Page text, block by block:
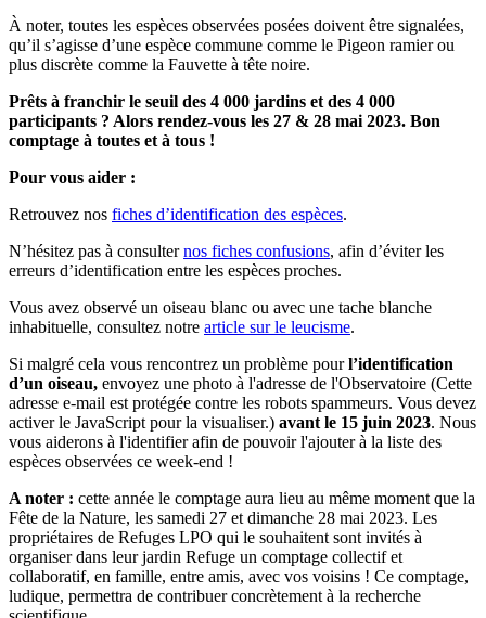
À noter, toutes les espèces observées posées doivent être signalées,
qu’il s’agisse d’une espèce commune comme le Pigeon ramier ou
plus discrète comme la Fauvette à tête noire.
Prêts à franchir le seuil des 4 000 jardins et des 4 000
participants ? Alors rendez-vous les 27 & 28 mai 2023. Bon
comptage à toutes et à tous !
Pour vous aider :
Retrouvez nos fiches d’identification des espèces.
N’hésitez pas à consulternos fiches confusions, afin d’éviter les
erreurs d’identification entre les espèces proches.
Vous avez observé un oiseau blanc ou avec une tache blanche
inhabituelle, consultez notre article sur le leucisme.
Si malgré cela vous rencontrez un problème pourl’identification
d’un oiseau, envoyez une photo à l'adresse de l'Observatoire (Cette
adresse e-mail est protégée contre les robots spammeurs. Vous devez
activer le JavaScript pour la visualiser.) avant le 15 juin 2023. Nous
vous aiderons à l'identifier afin de pouvoir l'ajouter à la liste des
espèces observées ce week-end !
A noter : cette année le comptage aura lieu au même moment que la
Fête de la Nature, les samedi 27 et dimanche 28 mai 2023. Les
propriétaires de Refuges LPO qui le souhaitent sont invités à
organiser dans leur jardin Refuge un comptage collectif et
collaboratif, en famille, entre amis, avec vos voisins ! Ce comptage,
ludique, permettra de contribuer concrètement à la recherche